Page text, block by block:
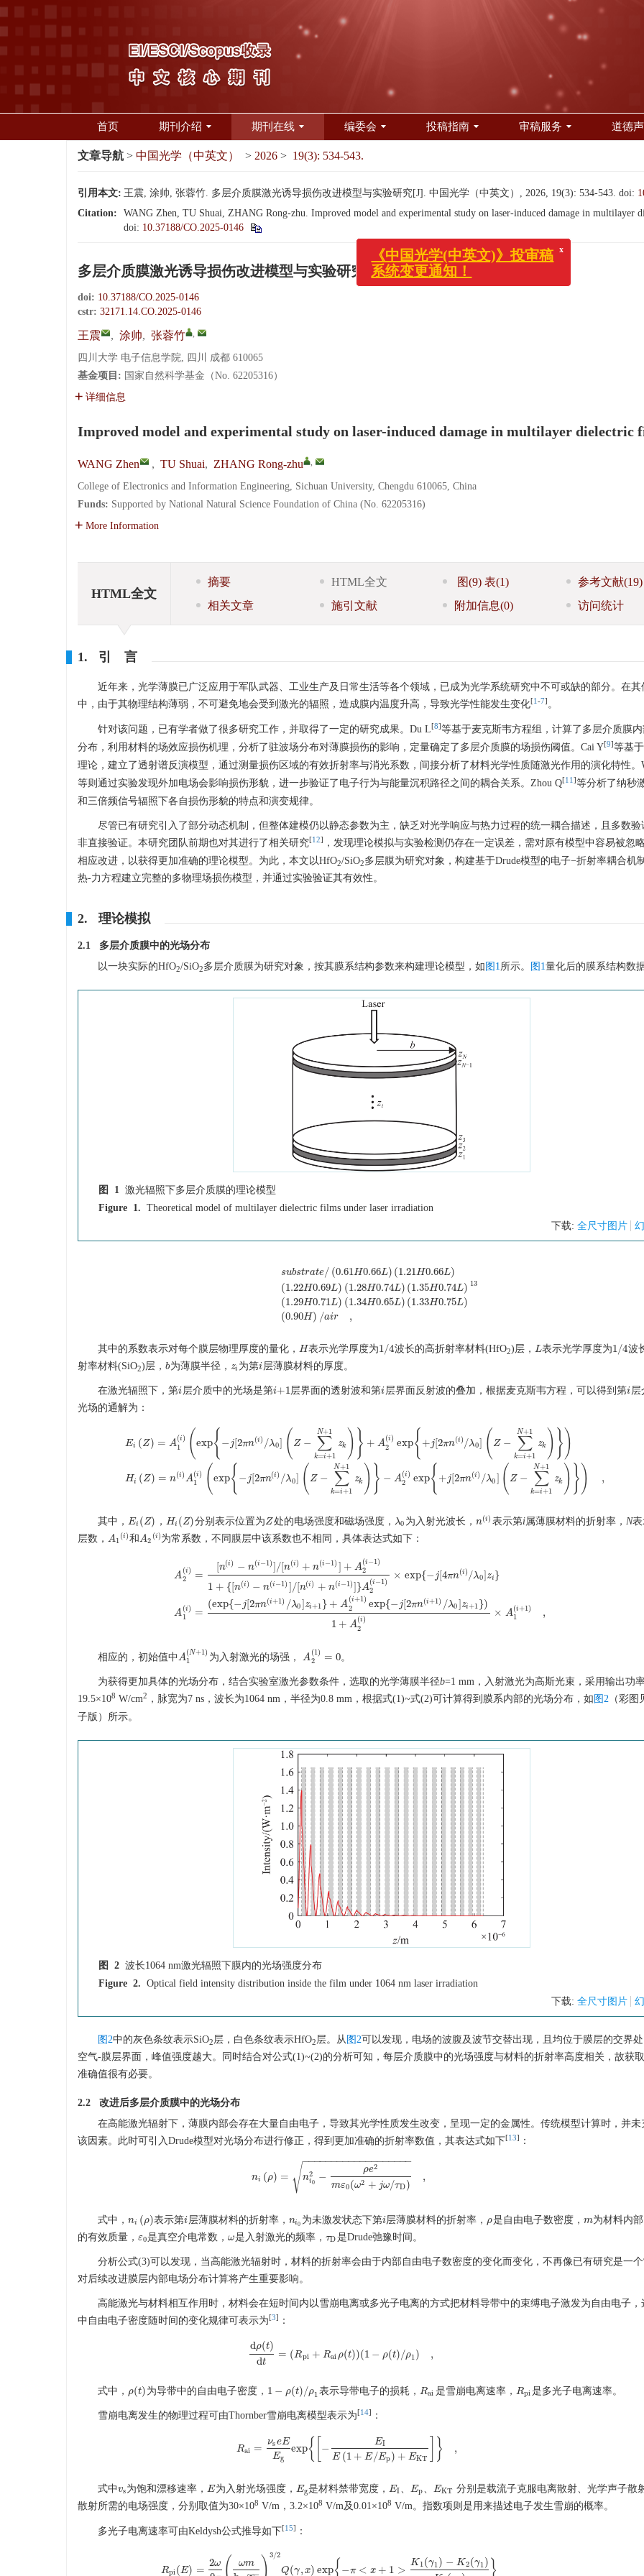
首页 期刊介绍 期刊在线 编委会 投稿指南 审稿服务 道德
文章导航 > 中国光学（中英文） > 2026 > 19(3): 534-543.
引用本文: 王震, 涂帅, 张蓉竹. 多层介质膜激光诱导损伤改进模型与实验研究[J]. 中国光学（中英文）, 2026, 19(3): 534-543. doi:
Citation:
WANG Zhen, TU Shuai, ZHANG Rong-zhu. Improved model and experimental study on laser-induced damage in multilayer
doi: 10.37188/CO.2025-0146
多层介质膜激光诱导损伤改进模型与实验研究
doi: 10.37188/CO.2025-0146
cstr: 32171.14.CO.2025-0146
王震 , 涂帅, 张蓉竹 ,
四川大学 电子信息学院, 四川 成都 610065
基金项目: 国家自然科学基金（No. 62205316）
详细信息
Improved model and experimental study on laser-induced damage in multilayer dielectric
WANG Zhen , TU Shuai, ZHANG Rong-zhu ,
College of Electronics and Information Engineering, Sichuan University, Chengdu 610065, China
Funds: Supported by National Natural Science Foundation of China (No. 62205316)
More Information
HTML全文
摘要 HTML全文 图(9) 表(1) 参考文献(19)
相关文章
施引文献 附加信息(0) 访问统计
1. 引 言
近年来，光学薄膜已广泛应用于军队武器、工业生产及日常生活等各个领域，已成为光学系统研究中不可或缺的部分。在其
中，由于其物理结构薄弱，不可避免地会受到激光的辐照，造成膜内温度升高，导致光学性能发生变化[1 -7] 。
针对该问题，已有学者做了很多研究工作，并取得了一定的研究成果。Du L[8]等基于麦克斯韦方程组，计算了多层介质膜
分布，利用材料的场效应损伤机理，分析了驻波场分布对薄膜损伤的影响，定量确定了多层介质膜的场损伤阈值。Cai Y[9]等基
理论，建立了透射谱反演模型，通过测量损伤区域的有效折射率与消光系数，间接分析了材料光学性质随激光作用的演化特性。
等则通过实验发现外加电场会影响损伤形貌，进一步验证了电子行为与能量沉积路径之间的耦合关系。Zhou Q[11 ]等分析了纳秒
和三倍频信号辐照下各自损伤形貌的特点和演变规律。
尽管已有研究引入了部分动态机制，但整体建模仍以静态参数为主，缺乏对光学响应与热力过程的统一耦合描述，且多数验
非直接验证。本研究团队前期也对其进行了相关研究[12]
，发现理论模拟与实验检测仍存在一定误差，需对原有模型中容易被忽
相应改进，以获得更加准确的理论模型。为此，本文以HfO2/SiO2多层膜为研究对象，构建基于Drude模型的电子−折射率耦合机
热-力方程建立完整的多物理场损伤模型，并通过实验验证其有效性。
2. 理论模拟
2.1 多层介质膜中的光场分布
以一块实际的HfO2/SiO2多层介质膜为研究对象，按其膜系结构参数来构建理论模型，如 图1所示。 图1量化后的膜系结构数
图 1 激光辐照下多层介质膜的理论模型
Figure 1. Theoretical model of multilayer dielectric films under laser irradiation
下载: 全尺寸图片
substrate/ (0.61H0.66L) (1.21H0.66L)
(1.22H0.69L) (1.28H0.74L) (1.35H0.74L) 13
(1.29H0.71L) (1.34H0.65L) (1.33H0.75L)
(0.90H) /air ,
su 0.61H0.66 1.21 H0.66 1.22 0.69
其中的系数表示对每个膜层物理厚度的量化， H
H 表示光学厚度为1/4
1/4 波长的高折射率材料(HfO2)层， L
L表示光学厚度为1/4
1/4 波
射率材料(SiO2)层， b
b为薄膜半径， zi
zi 为第i
i 层薄膜材料的厚度。
在激光辐照下，第i
i 层介质中的光场是第i+1
i+1 层界面的透射波和第i
i层界面反射波的叠加，根据麦克斯韦方程，可以得到第i
i 层
光场的通解为：
Ei (Z) = A(i )
1
(exp{ − j[2πn(i) /λ0] ( Z − ∑
k=i+1
N+1
zk )} + A(i )
2
exp{ +j[2πn(i) /λ0] ( Z − ∑
k=i+1
N+1
zk )})
Hi (Z) = n(i)A(i)
1
( exp{ − j[2πn(i) /λ0] ( Z − ∑
k=i+1
N+1
zk )} − A(i)
2
exp{ +j[2πn(i) /λ0] ( Z − ∑
k=i+1
N+1
zk )}) ,
{ 2 πn / + + 1z k )}+ A2 i) exp )/ ]( + k )} H i(Z = n( i) A1 (
其中， Ei (Z)
Ei(Z) ， Hi (Z)
Hi(Z) 分别表示位置为Z
Z处的电场强度和磁场强度， λ0
λ0 为入射光波长， n(i)
n(i) 表示第i属薄膜材料的折射率， N表
层数， A1
(i)
A1 (i)和A2
(i)
A2 (i)为常系数，不同膜层中该系数也不相同，具体表达式如下：
A(i)
2
A(i)
1
=
[n(i ) − n(i −1)] /[n(i ) + n(i −1) ] + A(i −1)
2
1 + {[n(i ) − n(i −1) ] /[n(i ) + n(i −1)]}A(i −1)
2
× exp{− j[4πn(i) /λ0] zi }
=
(exp{− j[2πn(i+1) /λ0] zi+1} + A(i+1)
2
exp{− j[2πn(i+1) /λ0] zi+1 })
1 + A(i )
2
× A(i+1)
1
,
n(i (i−1 )1+{[ n
相应的，初始值中 A(N+1)
1
A1( N + 1)
为入射激光的场强， A (1)
2
= 0
A2(1 )= 0 。
为获得更加具体的光场分布，结合实验室激光参数条件，选取的光学薄膜半径b=1 mm，入射激光为高斯光束，采用输出功
19.5×108 W/cm2 ，脉宽为7 ns，波长为1064 nm，半径为0.8 mm，根据式(1)~式(2)可计算得到膜系内部的光场分布，如 图2 （彩
子版）所示。
图 2 波长1064 nm激光辐照下膜内的光场强度分布
Figure 2. Optical field intensity distribution inside the film under 1064 nm laser irradiation
下载: 全尺寸图片
图2中的灰色条纹表示SiO2层，白色条纹表示HfO2层。从 图2可以发现，电场的波腹及波节交替出现，且均位于膜层的交界
空气-膜层界面，峰值强度越大。同时结合对公式(1)~(2)的分析可知，每层介质膜中的光场强度与材料的折射率高度相关，故获
准确值很有必要。
2.2 改进后多层介质膜中的光场分布
在高能激光辐射下，薄膜内部会存在大量自由电子，导致其光学性质发生改变，呈现一定的金属性。传统模型计算时，并未
该因素。此时可引入Drude模型对光场分布进行修正，得到更加准确的折射率数值，其表达式如下[13] ：
ni (ρ) = n2
i0 −
ρe2
mε0(ω2 + jω/τD)
− −
−−−−−−−−−−−−−−−−−
√ ,
n (ρ = ni02 −ρ e2mε0(ω2+jω/τD),
式中， ni (ρ)
ni( ρ) 表示第i
i 层薄膜材料的折射率， ni0
ni0 为未激发状态下第i
i层薄膜材料的折射率， ρ
ρ是自由电子数密度， m
m 为材料内
的有效质量， ε0
ε0是真空介电常数，ω
ω是入射激光的频率， τD
τD是Drude弛豫时间。
分析公式(3)可以发现，当高能激光辐射时，材料的折射率会由于内部自由电子数密度的变化而变化，不再像已有研究是一
对后续改进膜层内部电场分布计算将产生重要影响。
高能激光与材料相互作用时，材料会在短时间内以雪崩电离或多光子电离的方式把材料导带中的束缚电子激发为自由电子，
中自由电子密度随时间的变化规律可表示为[3] ：
dρ(t)
dt
= (Rpi + Rai ρ(t))(1 − ρ(t)/ρ1) ,
d ρ(t )dt=( Rp i+Raiρ(t))( 1 −ρ (t)/ρ1),
式中， ρ(t)
ρ(t) 为导带中的自由电子密度， 1 − ρ(t)/ρ1
1−ρ (t)/ρ1 表示导带电子的损耗，Rai
Rai 是雪崩电离速率， Rpi
Rpi 是多光子电离速率。
雪崩电离发生的物理过程可由Thornber雪崩电离模型表示为[14] ：
Rai =
νseE
Eg
exp{ −
EI
E (1 + E/Ep) + EKT } ,
Rai=νseEEgexp{ [−EIE(1+E/Ep)+EKT]}
式中vs
vs为饱和漂移速率，E
E为入射光场强度， Eg
Eg是材料禁带宽度， EI
EI 、 Ep
Ep 、 EKT
EKT 分别是载流子克服电离散射、光学声子散
散射所需的电场强度，分别取值为30×108 V/m，3.2×108 V/m及0.01×108 V/m。指数项则是用来描述电子发生雪崩的概率。
多光子电离速率可由Keldysh公式推导如下[15] ：
Rpi(E) =
2ω ωm
3/2
Q(γ, x) exp{ −π < x + 1 >
K1(γ1) − K2 (γ1 ) }
x
《中国光学(中英文)》投审稿
系统变更通知！